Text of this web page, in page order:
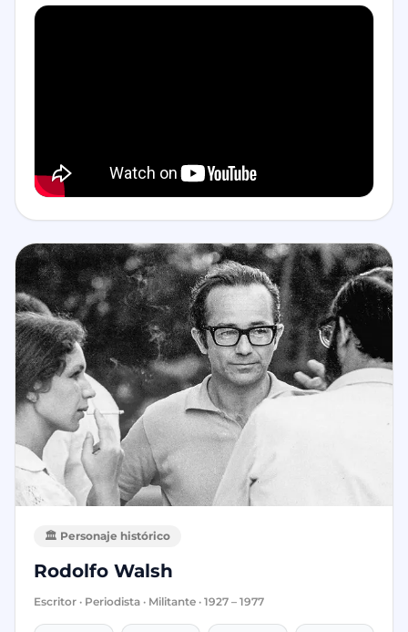
🏛️ Personaje histórico
Rodolfo Walsh
Escritor · Periodista · Militante · 1927 – 1977